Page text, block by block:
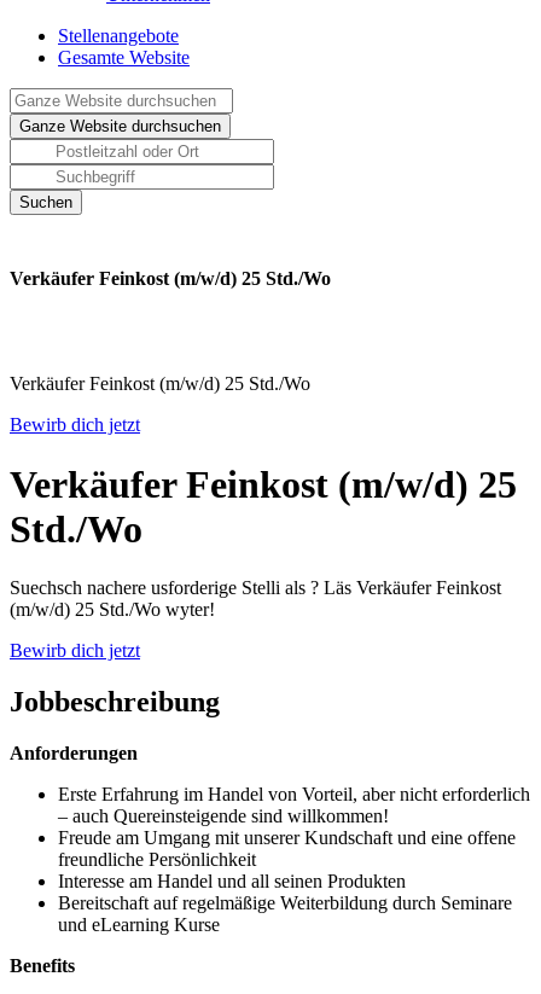
Stellenangebote
Gesamte Website
Verkäufer Feinkost (m/w/d) 25 Std./Wo
Verkäufer Feinkost (m/w/d) 25 Std./Wo
Bewirb dich jetzt
Verkäufer Feinkost (m/w/d) 25
Std./Wo
Suechsch nachere usforderige Stelli als ? Läs Verkäufer Feinkost
(m/w/d) 25 Std./Wo wyter!
Bewirb dich jetzt
Jobbeschreibung
Anforderungen
Erste Erfahrung im Handel von Vorteil, aber nicht erforderlich
– auch Quereinsteigende sind willkommen!
Freude am Umgang mit unserer Kundschaft und eine offene
freundliche Persönlichkeit
Interesse am Handel und all seinen Produkten
Bereitschaft auf regelmäßige Weiterbildung durch Seminare
und eLearning Kurse
Benefits